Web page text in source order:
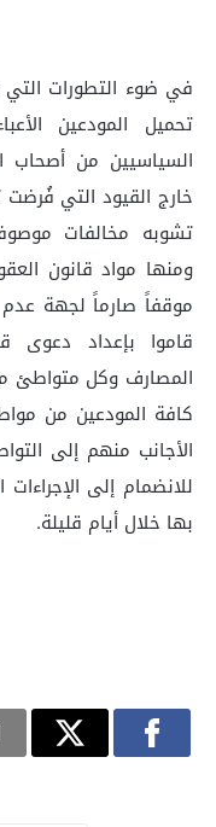
في ضوء التطورات
تحميل المودعين
السياسيين من أصحاب
خارج القيود التي فُرضت
تشوبه مخالفات
ومنها مواد قانون
موقفاً صارماً لجهة عدم
قاموا بإعداد
المصارف وكل متواطئ
كافة المودعين من
للانضمام إلى
بها خلال أيام قليلة.